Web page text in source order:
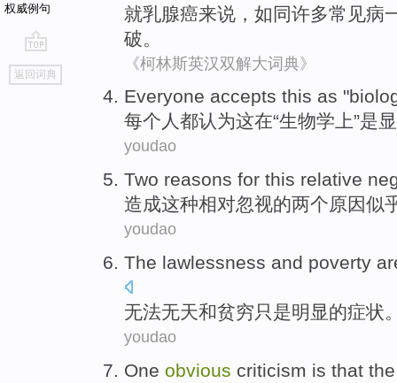
权威例句
go
top
返回词典
就乳腺癌来说， 如同许多常见病
破 。
《柯林斯英汉双解大词典》
Everyone accepts this as "
每个人都认为这在“生物学上”是
youdao
Two reasons for this relative
造成这种相对忽视的两个原因似
youdao
The lawlessness and poverty
无法无天和贫穷只是明显的症状
youdao
One obvious criticism is that